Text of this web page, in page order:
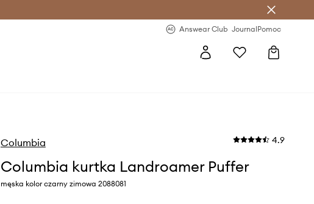
Answear Club JournalPomoc
Columbia 4.9
Columbia kurtka Landroamer Puffer
męska kolor czarny zimowa 2088081